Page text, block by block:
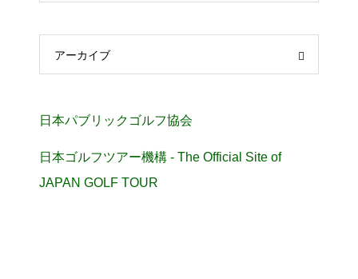
アーカイブ
日本パブリックゴルフ協会
日本ゴルフツアー機構 - The Official Site of
JAPAN GOLF TOUR